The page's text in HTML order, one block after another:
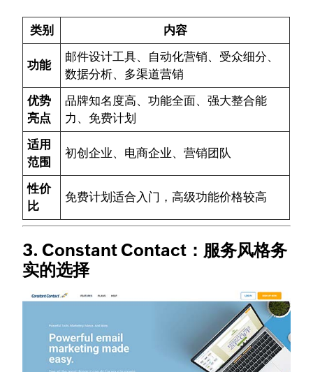
类别 内容
功能
邮件设计工具、自动化营销、受众细分、
数据分析、多渠道营销
优势
亮点
品牌知名度高、功能全面、强大整合能
力、免费计划
适用
范围
初创企业、电商企业、营销团队
性价
比
免费计划适合入门，高级功能价格较高
3. Constant Contact：服务风格务
实的选择